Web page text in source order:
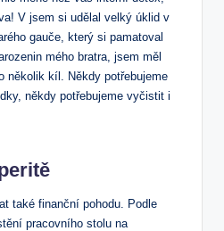
V jsem si udělal velký úklid v
gauče, který si pamatoval
mého bratra, jsem měl
několik kíl. Někdy potřebujeme
někdy potřebujeme vyčistit i
také finanční pohodu. Podle
pracovního stolu na